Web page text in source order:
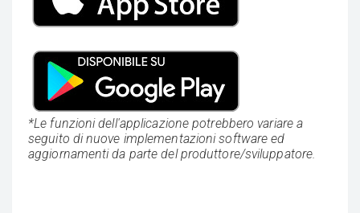
*Le funzioni dell'applicazione potrebbero variare a
seguito di nuove implementazioni software ed
aggiornamenti da parte del produttore/sviluppatore.